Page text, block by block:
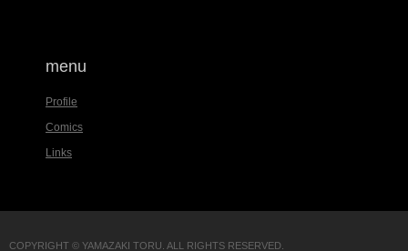
menu
Profile
Comics
Links
COPYRIGHT © YAMAZAKI TORU. ALL RIGHTS RESERVED.